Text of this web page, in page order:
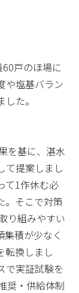
戸のほ場に
や塩基バラン
た。
を基に、湛水
て提案しまし
て1作休む必
。そこで対策
り組みやすい
積が少なく
転換しまし
で実証試験を
奨・供給体制